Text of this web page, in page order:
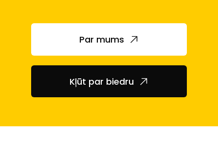
Par mums
Kļūt par biedru